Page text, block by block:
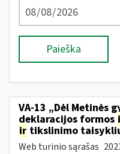
Paieška
VA-13 „Dėl Metinės
deklaracijos formos
ir tikslinimo
Web turinio sąrašas